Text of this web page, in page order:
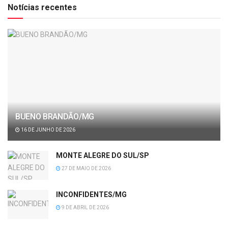
Notícias recentes
BUENO BRANDÃO/MG
16 DE JUNHO DE 2026
MONTE ALEGRE DO SUL/SP
27 DE MAIO DE 2026
INCONFIDENTES/MG
9 DE ABRIL DE 2026